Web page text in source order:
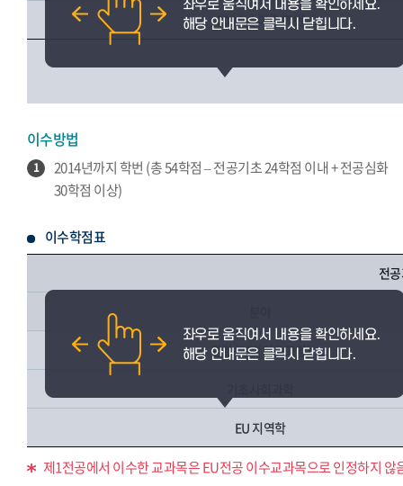
2015년 이후 학번
이수방법
1
2014년까지 학번 (총 54학점 – 전공기초 24학점 이내 + 전공심화
30학점 이상)
이수학점표
전
관련 교양(기초교양)
EU 지역학
제1전공에서 이수한 교과목은 EU전공 이수교과목으로 인정하지 않